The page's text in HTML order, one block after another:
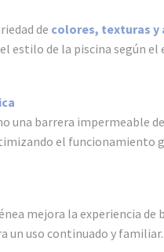
de colores, texturas y
estilo de la piscina según el
una barrera impermeable
el funcionamiento
mejora la experiencia de
un uso continuado y familiar.